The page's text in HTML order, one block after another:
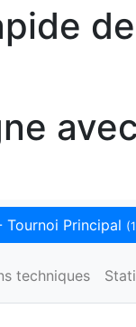
Tournoi Principal
techniques